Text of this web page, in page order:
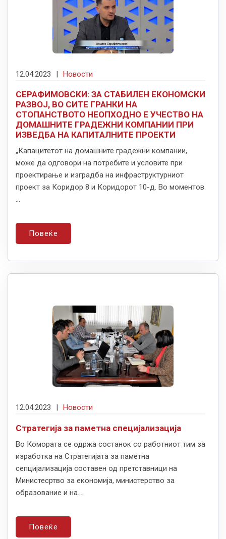
12.04.2023 Новости
СЕРАФИМОВСКИ: ЗА СТАБИЛЕН ЕКОНОМСКИ
РАЗВОЈ, ВО СИТЕ ГРАНКИ НА
СТОПАНСТВОТО НЕОПХОДНО Е УЧЕСТВО НА
ДОМАШНИТЕ ГРАДЕЖНИ КОМПАНИИ ПРИ
ИЗВЕДБА НА КАПИТАЛНИТЕ ПРОЕКТИ
„Капацитетот на домашните градежни компании,
може да одговори на потребите и условите при
проектирање и изградба на инфраструктурниот
проект за Коридор 8 и Коридорот 10-д. Во моментов
...
Повеќе
12.04.2023 | Новости
Стратегија за паметна специјализација
Во Комората се одржа состанок со работниот тим за
изработка на Стратегијата за паметна
сепцијализација составен од претставници на
Министесртво за економија, министерство за
образование и на...
Повеќе